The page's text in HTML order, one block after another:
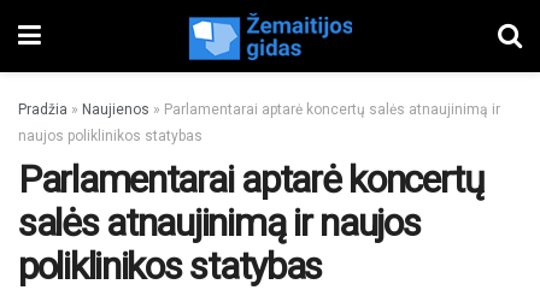
Pradžia » Naujienos » Parlamentarai aptarė koncertų salės atnaujinimą ir
naujos poliklinikos statybas
Parlamentarai aptarė koncertų
salės atnaujinimą ir naujos
poliklinikos statybas